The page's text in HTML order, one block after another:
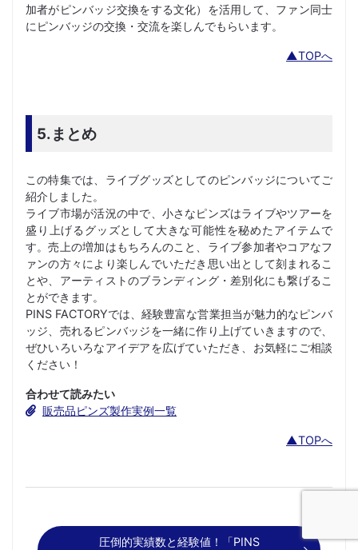
加者がピンバッジ交換をする文化）を活用して、ファン同士
にピンバッジの交換・交流を楽しんでもらいます。
▲TOPへ
5.まとめ
この特集では、ライブグッズとしてのピンバッジについてご
紹介しました。
ライブ市場が活況の中で、小さなピンズはライブやツアーを
盛り上げるグッズとして大きな可能性を秘めたアイテムで
す。売上の増加はもちろんのこと、ライブ参加者やコアなフ
ァンの方々により楽しんでいただき思い出として刻まれるこ
とや、アーティストのブランディング・差別化にも繋げるこ
とができます。
PINS FACTORYでは、経験豊富な営業担当が魅力的なピンバ
ッジ、売れるピンバッジを一緒に作り上げていきますので、
ぜひいろいろなアイデアを広げていただき、お気軽にご相談
ください！
合わせて読みたい
販売品ピンズ製作実例一覧
▲TOPへ
圧倒的実績数と経験値！「PINS